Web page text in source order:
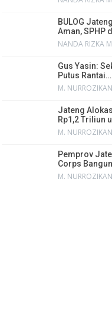
BULOG
Aman, SPHP
Gus Yasin:
Putus Rantai…
M. NURROZIKAN
Jateng
Rp1,2 Triliun
M. NURROZIKAN
Pemprov
Corps
M. NURROZIKAN